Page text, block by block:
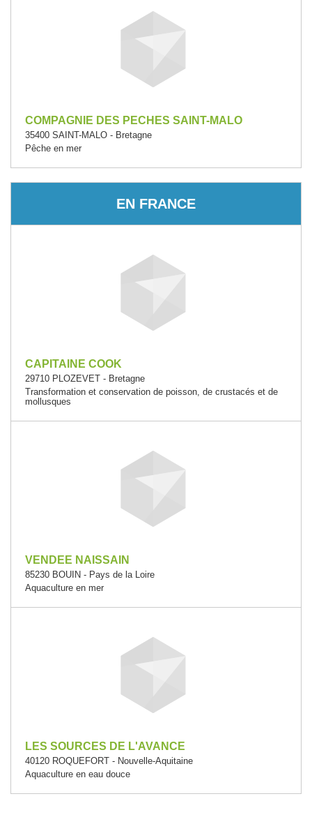
COMPAGNIE DES PECHES SAINT-MALO
35400 SAINT-MALO - Bretagne
Pêche en mer
EN FRANCE
CAPITAINE COOK
29710 PLOZEVET - Bretagne
Transformation et conservation de poisson, de crustacés et de
mollusques
VENDEE NAISSAIN
85230 BOUIN - Pays de la Loire
Aquaculture en mer
LES SOURCES DE L'AVANCE
40120 ROQUEFORT - Nouvelle-Aquitaine
Aquaculture en eau douce